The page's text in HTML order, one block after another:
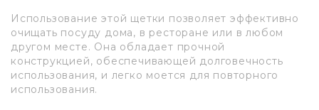
Использование этой щетки позволяет эффективно
очищать посуду дома, в ресторане или в любом
другом месте. Она обладает прочной
конструкцией, обеспечивающей долговечность
использования, и легко моется для повторного
использования.